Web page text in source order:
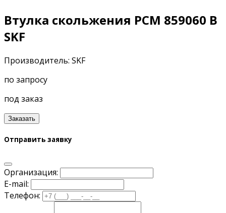
Втулка скольжения PCM 859060 B
SKF
Производитель: SKF
по запросу
под заказ
Заказать
Отправить заявку
Организация:
E-mail:
Телефон: